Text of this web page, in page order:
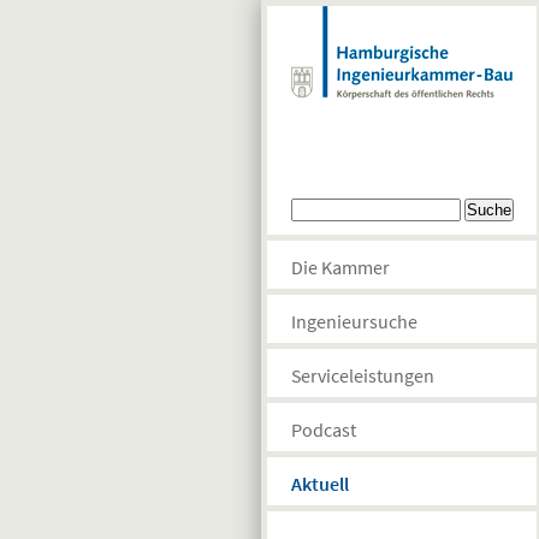
Suchformular
Die Kammer
Ingenieursuche
Serviceleistungen
Podcast
Aktuell